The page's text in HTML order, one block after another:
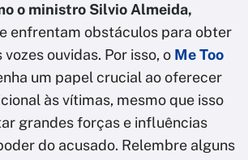
o ministro Silvio Almeida,
enfrentam obstáculos para obter
ouvidas. Por isso, o Me Too
um papel crucial ao oferecer
às vítimas, mesmo que isso
grandes forças e influências
do acusado. Relembre alguns